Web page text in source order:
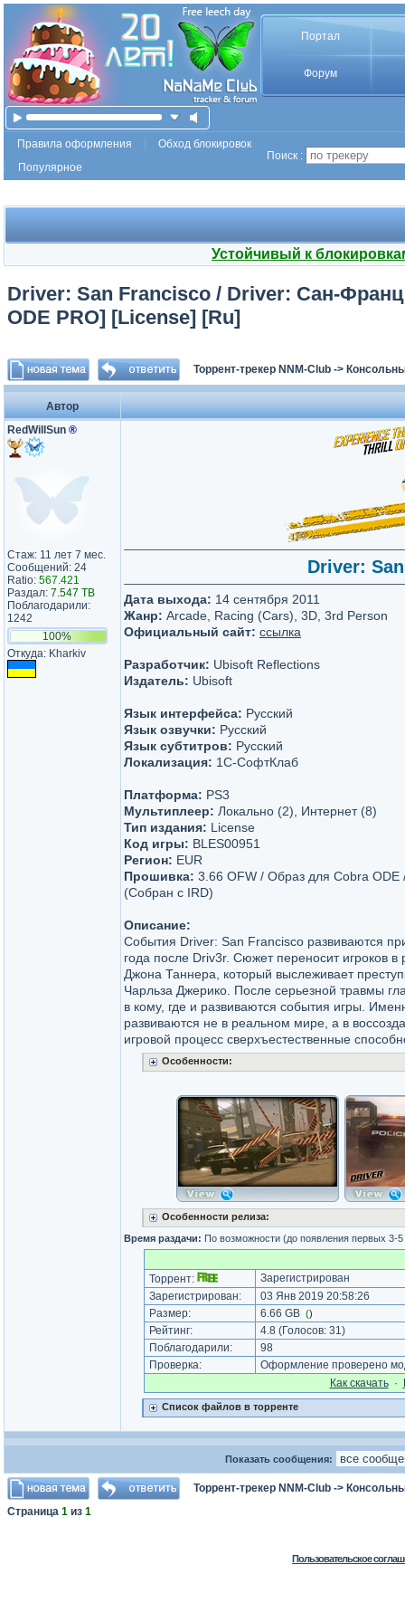
Портал
Форум
Правила оформления
Обход блокировок
Популярное
Поиск :
Устойчивый к
Driver: San Francisco / Driver: Сан-
ODE PRO] [License] [Ru]
Торрент-трекер NNM-Club ->
Автор
RedWillSun ®
Стаж: 11 лет 7 мес.
Сообщений: 24
Ratio: 567.421
Раздал: 7.547 TB
Поблагодарили:
1242
100%
Откуда: Kharkiv
Driver:
Дата выхода: 14 сентября 2011
Жанр: Arcade, Racing (Cars), 3D, 3rd Person
Официальный сайт: ссылка
Разработчик: Ubisoft Reflections
Издатель: Ubisoft
Язык интерфейса: Русский
Язык озвучки: Русский
Язык субтитров: Русский
Локализация: 1С-СофтКлаб
Платформа: PS3
Мультиплеер: Локально (2), Интернет (8)
Тип издания: License
Код игры: BLES00951
Регион: EUR
Прошивка: 3.66 OFW / Образ для Cobra ODE
(Собран с IRD)
Описание:
События Driver: San Francisco развиваются
года после Driv3r. Сюжет переносит игроков в
Джона Таннера, который выслеживает
Чарльза Джерико. После серьезной травмы
в кому, где и развиваются события игры.
развиваются не в реальном мире, а в
игровой процесс сверхъестественные
Особенности:
Особенности релиза:
Время раздачи: По возможности (до появления первых 3-
Торрент:
Зарегистрирован
Зарегистрирован:
03 Янв 2019 20:58:26
Размер:
6.66 GB ()
Рейтинг: 4.8 (Голосов: 31)
Поблагодарили:
98
Проверка:
Оформление проверено
Как cкачать·
Список файлов в торренте
Показать сообщения:
Торрент-трекер NNM-Club ->
Страница 1 из 1
Пользовательское